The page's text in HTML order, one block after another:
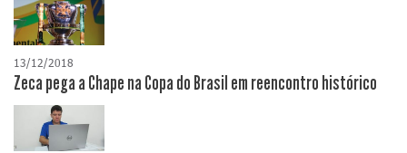
13/12/2018
Zeca pega a Chape na Copa do Brasil em reencontro histórico